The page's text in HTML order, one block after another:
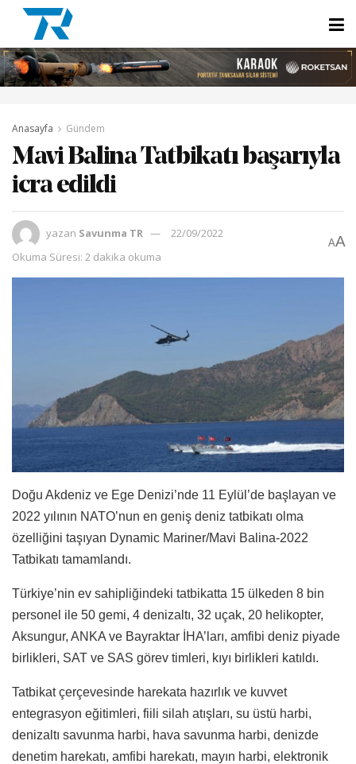
Anasayfa Gündem
Mavi Balina Tatbikatı başarıyla
icra edildi
yazan Savunma TR
22/09/2022
Okuma Süresi: 2 dakika okuma
AA
Doğu Akdeniz ve Ege Denizi’nde 11 Eylül’de başlayan ve
2022 yılının NATO’nun en geniş deniz tatbikatı olma
özelliğini taşıyan Dynamic Mariner/Mavi Balina-2022
Tatbikatı tamamlandı.
Türkiye’nin ev sahipliğindeki tatbikatta 15 ülkeden 8 bin
personel ile 50 gemi, 4 denizaltı, 32 uçak, 20 helikopter,
Aksungur, ANKA ve Bayraktar İHA’ları, amfibi deniz piyade
birlikleri, SAT ve SAS görev timleri, kıyı birlikleri katıldı.
Tatbikat çerçevesinde harekata hazırlık ve kuvvet
entegrasyon eğitimleri, fiili silah atışları, su üstü harbi,
denizaltı savunma harbi, hava savunma harbi, denizde
denetim harekatı, amfibi harekatı, mayın harbi, elektronik